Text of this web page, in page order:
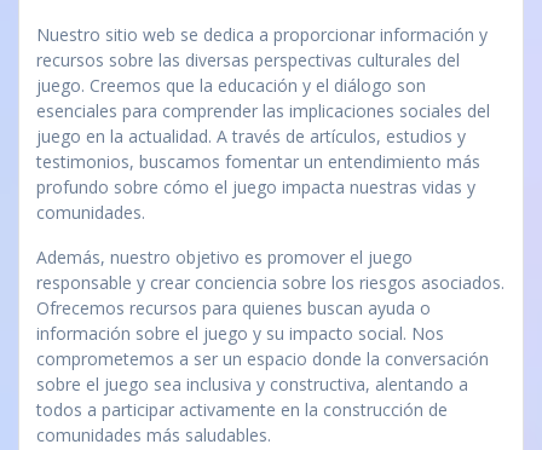
Nuestro sitio web se dedica a proporcionar información y
recursos sobre las diversas perspectivas culturales del
juego. Creemos que la educación y el diálogo son
esenciales para comprender las implicaciones sociales del
juego en la actualidad. A través de artículos, estudios y
testimonios, buscamos fomentar un entendimiento más
profundo sobre cómo el juego impacta nuestras vidas y
comunidades.
Además, nuestro objetivo es promover el juego
responsable y crear conciencia sobre los riesgos asociados.
Ofrecemos recursos para quienes buscan ayuda o
información sobre el juego y su impacto social. Nos
comprometemos a ser un espacio donde la conversación
sobre el juego sea inclusiva y constructiva, alentando a
todos a participar activamente en la construcción de
comunidades más saludables.